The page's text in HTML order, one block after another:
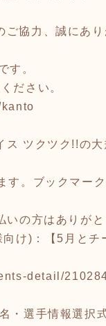
協力、誠にあり
す。
ださい。
ス ツクツク!!の
す。ブックマー
の方はありがと
け)：【5月と
detail/
・選手情報選